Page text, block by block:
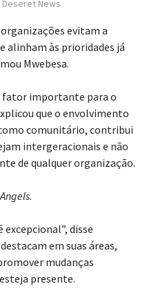
Deseret News
evitam a
alinham às prioridades já
Mwebesa.
importante para o
que o envolvimento
comunitário, contribui
intergeracionais e não
de qualquer organização.
.
excepcional”, disse
em suas áreas,
mudanças
presente.